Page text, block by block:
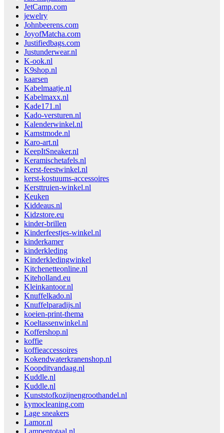
JetCamp.com
jewelry
Johnbeerens.com
JoyofMatcha.com
Justifiedbags.com
Justunderwear.nl
K-ook.nl
K9shop.nl
kaarsen
Kabelmaatje.nl
Kabelmaxx.nl
Kade171.nl
Kado-versturen.nl
Kalenderwinkel.nl
Kamstmode.nl
Karo-art.nl
KeepItSneaker.nl
Keramischetafels.nl
Kerst-feestwinkel.nl
kerst-kostuums-accessoires
Kersttruien-winkel.nl
Keuken
Kiddeaus.nl
Kidzstore.eu
kinder-brillen
Kinderfeestjes-winkel.nl
kinderkamer
kinderkleding
Kinderkledingwinkel
Kitchenetteonline.nl
Kiteholland.eu
Kleinkantoor.nl
Knuffelkado.nl
Knuffelparadijs.nl
koeien-print-thema
Koeltassenwinkel.nl
Koffershop.nl
koffie
koffieaccessoires
Kokendwaterkranenshop.nl
Koopditvandaag.nl
Kuddle.nl
Kuddle.nl
Kunststofkozijnengroothandel.nl
kymocleaning.com
Lage sneakers
Lamor.nl
Lampentotaal.nl